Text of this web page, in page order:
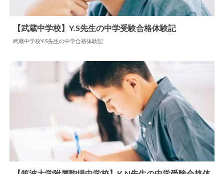
【武蔵中学校】Y.S先生の中学受験合格体験記
武蔵中学校Y.S先生の中学合格体験記